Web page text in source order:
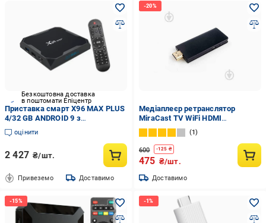
Безкоштовна доставка
в поштомати Епіцентр
Приставка смарт X96 MAX PLUS
4/32 GB ANDROID 9 з
оновленням ПО (833905654)
оцінити
2 427 ₴/шт.
Привеземо Доставимо
Медіаплеєр ретранслятор
MiraCast TV WiFi HDMI
(DSDS4543SDDS)
1
600 -125 ₴
475 ₴/шт.
Доставимо